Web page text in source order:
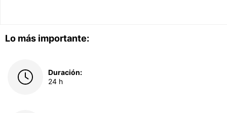
Lo más importante:
Duración:
24 h